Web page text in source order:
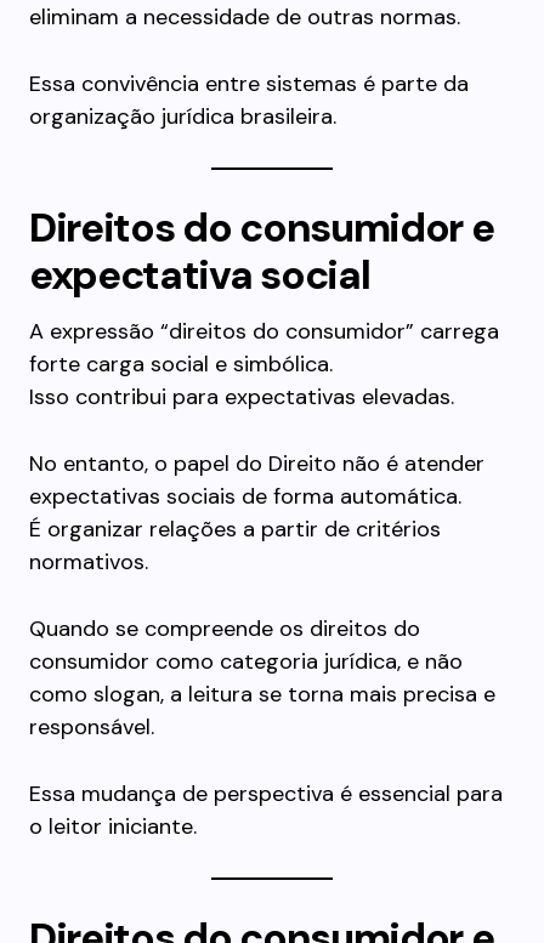
eliminam a necessidade de outras normas.
Essa convivência entre sistemas é parte da
organização jurídica brasileira.
Direitos do consumidor e
expectativa social
A expressão “direitos do consumidor” carrega
forte carga social e simbólica.
Isso contribui para expectativas elevadas.
No entanto, o papel do Direito não é atender
expectativas sociais de forma automática.
É organizar relações a partir de critérios
normativos.
Quando se compreende os direitos do
consumidor como categoria jurídica, e não
como slogan, a leitura se torna mais precisa e
responsável.
Essa mudança de perspectiva é essencial para
o leitor iniciante.